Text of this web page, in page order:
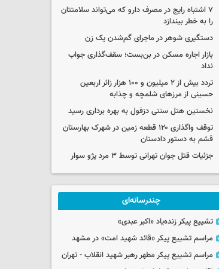
۷ اشتباه رایج در مصرف دارو که می‌تواند سلامتتان
را به خطر بیندازد
دستگیری شوهر در ماجرای گم‌شدن یک زن
بازار اجاره مسکن در بن‌بست؛ سقف‌گذاری جواب
نداد
تردد بیش از ۲ میلیون و ۱۰۰ هزار زائر اربعین
حسینی از مرزهای شلمچه و چذابه
نخستین هتل سنتی دزفول به بهره برداری رسید
توقف واگذاری ۱۲۰ قطعه زمین در شهرک بهارستان
قشم به دستور دادستان
جزئیات قتل جوان تهرانی توسط ۳ مرد پژو سوار
چندرسانه‌ای
تشییع پیکر زنده‌یاد «اکبر عبدی»
مراسم تشییع پیکر «قائد شهید امت» در مشهد
مراسم تشییع پیکر مطهر رهبر شهید انقلاب - تهران